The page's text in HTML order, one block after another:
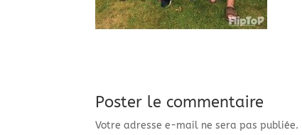
Poster le commentaire
Votre adresse e-mail ne sera pas publiée.